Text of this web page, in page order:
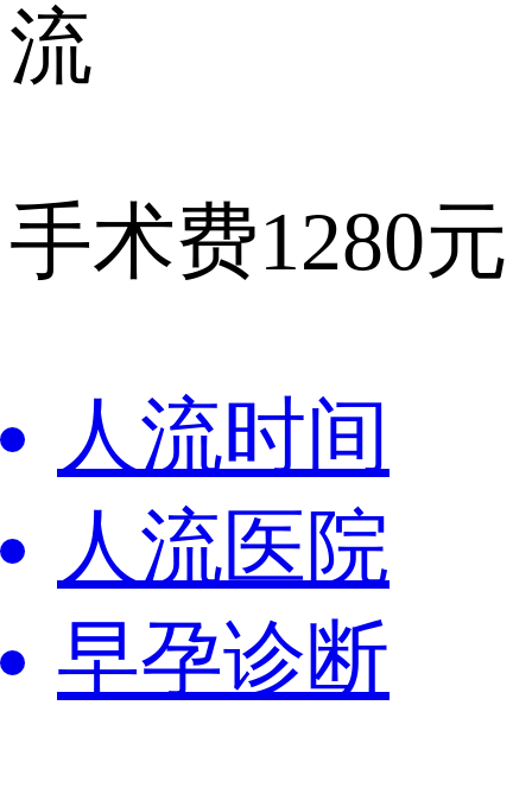
流
手术费1280元
人流时间
人流医院
早孕诊断